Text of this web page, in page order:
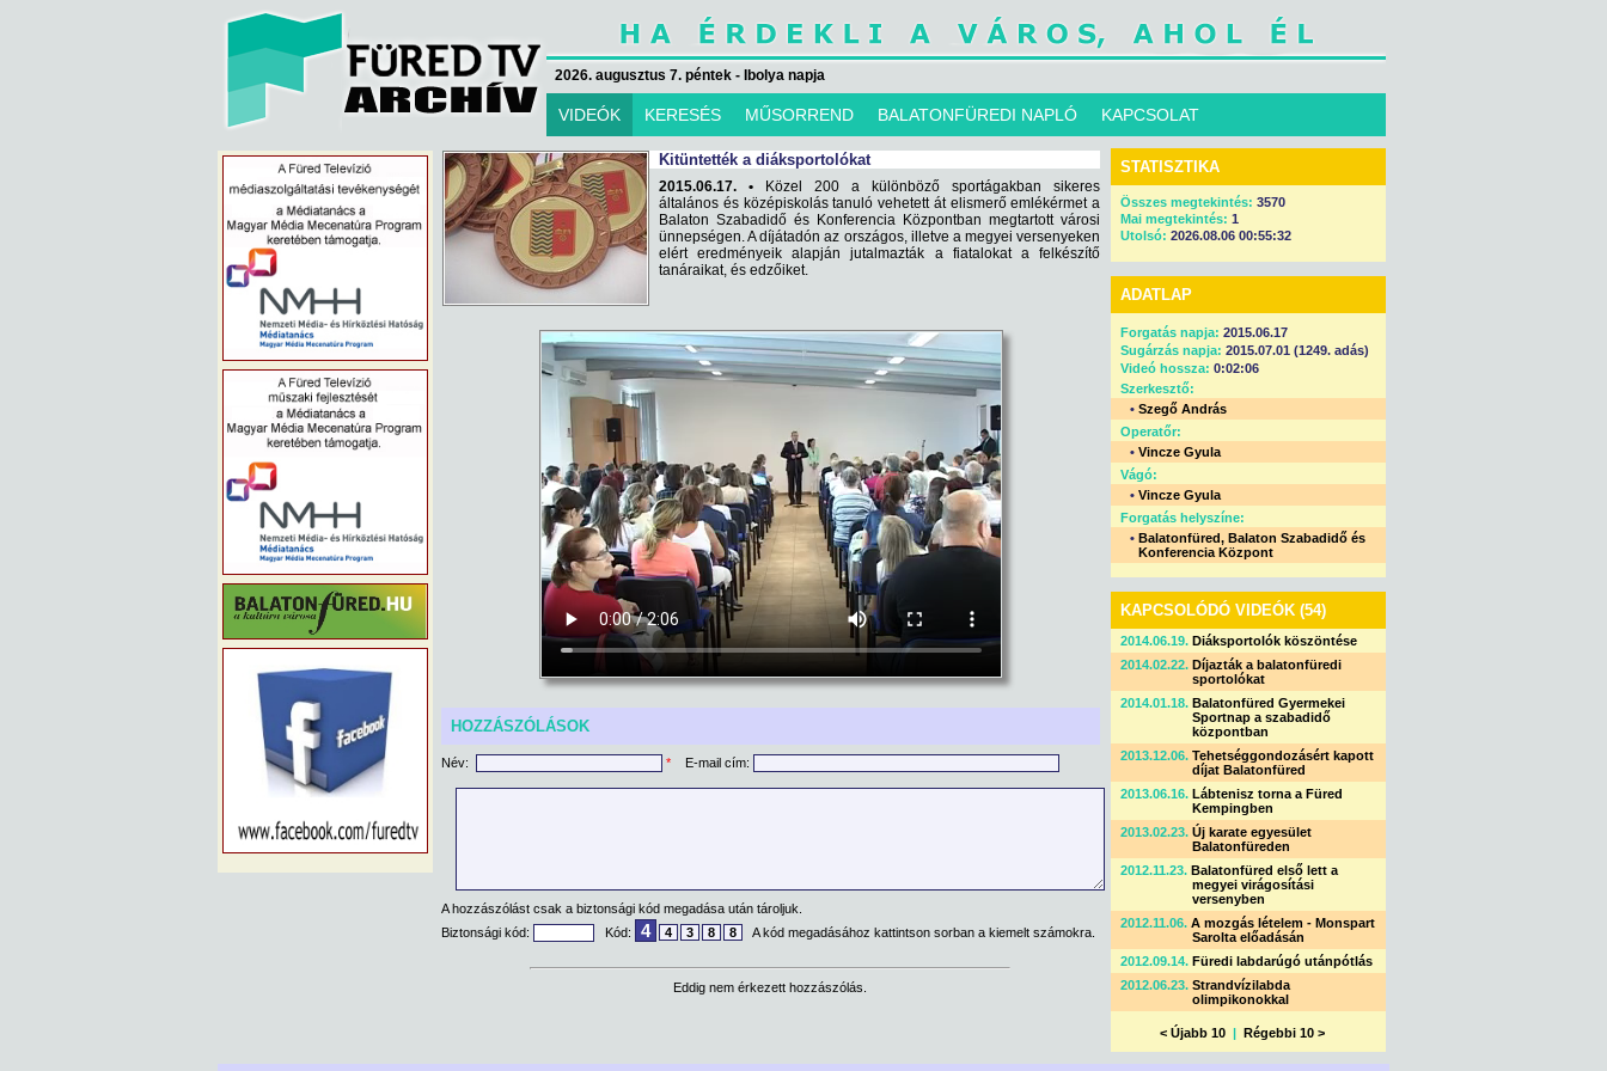
2026. augusztus 7. péntek - Ibolya napja
VIDEÓK KERESÉS MŰSORREND BALATONFÜREDI NAPLÓ KAPCSOLAT
Kitüntették a diáksportolókat
2015.06.17. • Közel 200 a különböző sportágakban sikeres
általános és középiskolás tanuló vehetett át elismerő emlékérmet a
Balaton Szabadidő és Konferencia Központban megtartott városi
ünnepségen. A díjátadón az országos, illetve a megyei versenyeken
elért eredményeik alapján jutalmazták a fiatalokat a felkészítő
tanáraikat, és edzőiket.
HOZZÁSZÓLÁSOK
Név: * E-mail cím:
A hozzászólást csak a biztonsági kód megadása után tároljuk.
Biztonsági kód:
Kód: 4 4 3 8 8 A kód megadásához kattintson sorban a kiemelt számokra.
Eddig nem érkezett hozzászólás.
STATISZTIKA
Összes megtekintés: 3570
Mai megtekintés: 1
Utolsó: 2026.08.06 00:55:32
ADATLAP
Forgatás napja: 2015.06.17
Sugárzás napja: 2015.07.01 (1249. adás)
Videó hossza: 0:02:06
Szerkesztő:
• Szegő András
Operatőr:
• Vincze Gyula
Vágó:
• Vincze Gyula
Forgatás helyszíne:
• Balatonfüred, Balaton Szabadidő és
Konferencia Központ
KAPCSOLÓDÓ VIDEÓK (54)
2014.06.19. Diáksportolók köszöntése
2014.02.22. Díjazták a balatonfüredi
sportolókat
2014.01.18. Balatonfüred Gyermekei
Sportnap a szabadidő
központban
2013.12.06. Tehetséggondozásért kapott
díjat Balatonfüred
2013.06.16. Lábtenisz torna a Füred
Kempingben
2013.02.23. Új karate egyesület
Balatonfüreden
2012.11.23. Balatonfüred első lett a
megyei virágosítási
versenyben
2012.11.06. A mozgás lételem - Monspart
Sarolta előadásán
2012.09.14. Füredi labdarúgó utánpótlás
2012.06.23. Strandvízilabda
olimpikonokkal
< Újabb 10 | Régebbi 10 >